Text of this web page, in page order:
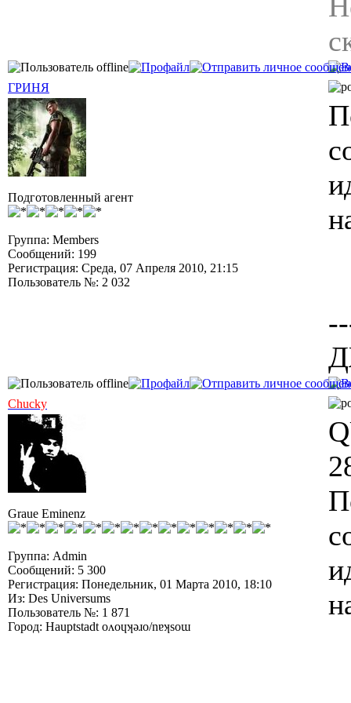
ГРИНЯ
Подготовленный агент
Группа: Members
Сообщений: 199
Регистрация: Среда, 07 Апреля 2010, 21:15
Пользователь №: 2 032
Chucky
Graue Eminenz
Группа: Admin
Сообщений: 5 300
Регистрация: Понедельник, 01 Марта 2010, 18:10
Из: Des Universums
Пользователь №: 1 871
Город: Hauptstadt oʌoɥʞǝɹo/nɐʞsoɯ